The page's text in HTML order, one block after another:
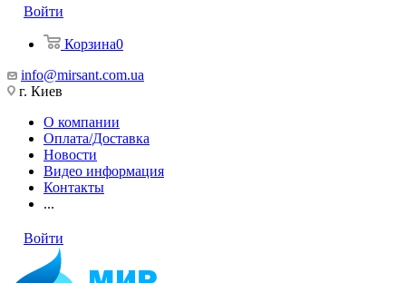
Войти
Корзина0
info@mirsant.com.ua
г. Киев
О компании
Оплата/Доставка
Новости
Видео информация
Контакты
...
Войти